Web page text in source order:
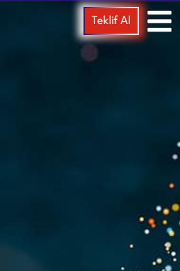
Teklif Al